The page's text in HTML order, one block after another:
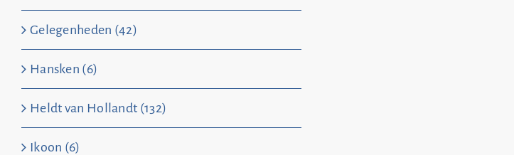
Gelegenheden (42)
Hansken (6)
Heldt van Hollandt (132)
Ikoon (6)